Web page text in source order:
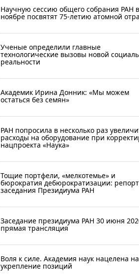
Научную сессию общего собрания РАН в
ноябре посвятят 75-летию атомной
Ученые определили главные
технологические вызовы новой
реальности
Академик Ирина Донник: «Мы можем
остаться без семян»
РАН попросила в несколько раз
расходы на оборудование при
нацпроекта «Наука»
Тощие портфели, «мелкотемье» и
бюрократия дебюрократизации:
заседания Президиума РАН
Заседание президиума РАН 30 июня
прямая трансляция
Воля к силе. Академия наук нацелена на
укрепление позиций